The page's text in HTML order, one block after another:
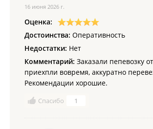
16 июня 2026 г.
Оценка:
Достоинства: Оперативность
Недостатки: Нет
Комментарий: Заказали пепевозку
приехпли вовремя, аккуратно
Рекомендации хорошие.
Спасибо 1